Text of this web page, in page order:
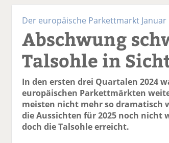
Der europäische Parkettmarkt
Abschwung
Talsohle in
In den ersten drei Quartalen 2024
europäischen Parkettmärkten
meisten nicht mehr so dramatisch
die Aussichten für 2025 noch
doch die Talsohle erreicht.